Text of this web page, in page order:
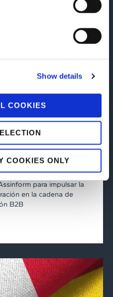
Show details
COOKIES
COOKIES ONLY
Assinform:
la innovación
para impulsar la
en la cadena de
B2B